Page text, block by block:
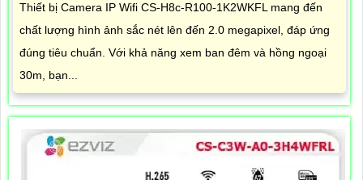
Thiết bị Camera IP Wifi CS-H8c-R100-1K2WKFL mang đến
chất lượng hình ảnh sắc nét lên đến 2.0 megapixel, đáp ứng
đúng tiêu chuẩn. Với khả năng xem ban đêm và hồng ngoại
30m, bạn...